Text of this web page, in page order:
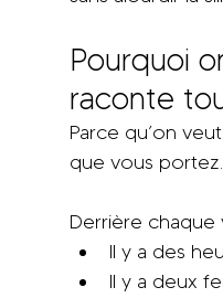
Pourquoi
raconte
Parce qu’on
que vous portez.
Derrière chaque
Il y a des
Il y a deux